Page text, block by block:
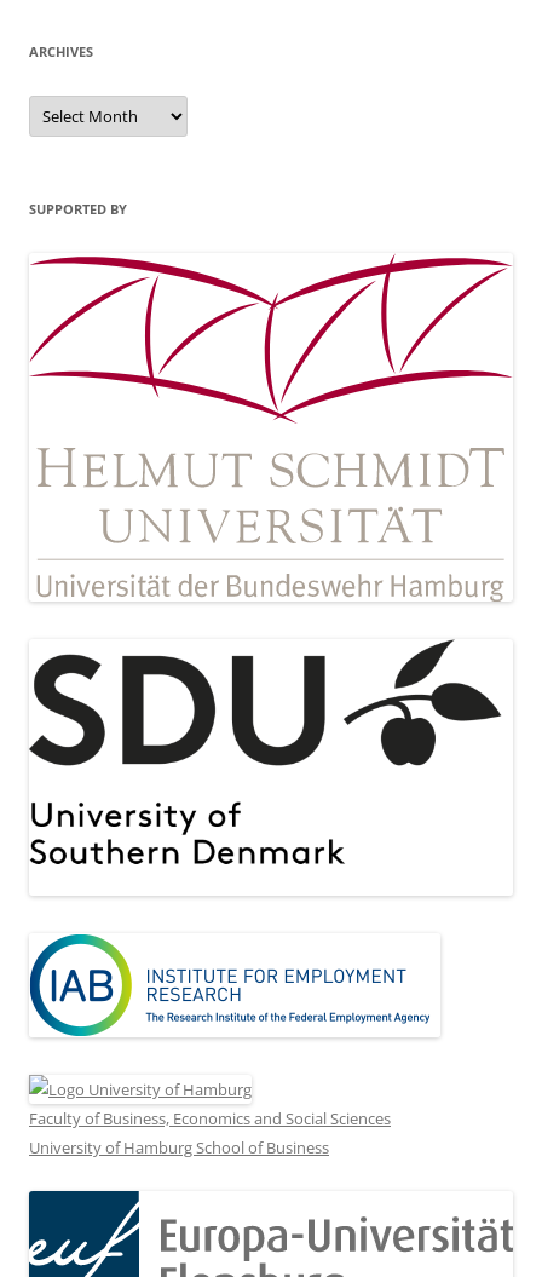
ARCHIVES
Archives
SUPPORTED BY
Faculty of Business, Economics and Social Sciences
University of Hamburg School of Business